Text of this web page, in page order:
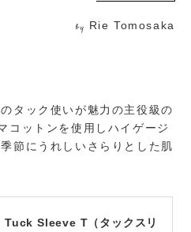
by Rie Tomosaka
タック使いが魅力の主役級の
コットンを使用しハイゲージ
節にうれしいさらりとした肌
Tuck Sleeve T（タックスリ